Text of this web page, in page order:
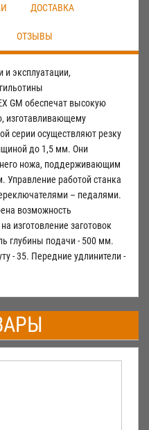
ДОСТАВКА
ОТЗЫВЫ
и эксплуатации,
GM обеспечат высокую
изготавливающему
серии осуществляют резку
до 1,5 мм. Они
ножа, поддерживающим
работой станка
– педалями.
возможность
изготовление заготовок
глубины подачи - 500 мм.
- 35. Передние удлинители -